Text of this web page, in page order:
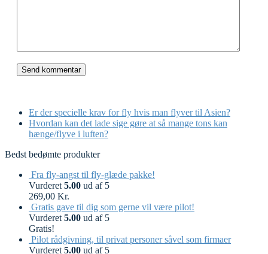
previous
post:
Er der specielle krav for fly hvis man flyver til Asien?
next
post:
Hvordan kan det lade sige gøre at så mange tons kan
hænge/flyve i luften?
Bedst bedømte produkter
Fra fly-angst til fly-glæde pakke!
Vurderet 5.00 ud af 5
269,00 Kr.
Gratis gave til dig som gerne vil være pilot!
Vurderet 5.00 ud af 5
Gratis!
Pilot rådgivning, til privat personer såvel som firmaer
Vurderet 5.00 ud af 5